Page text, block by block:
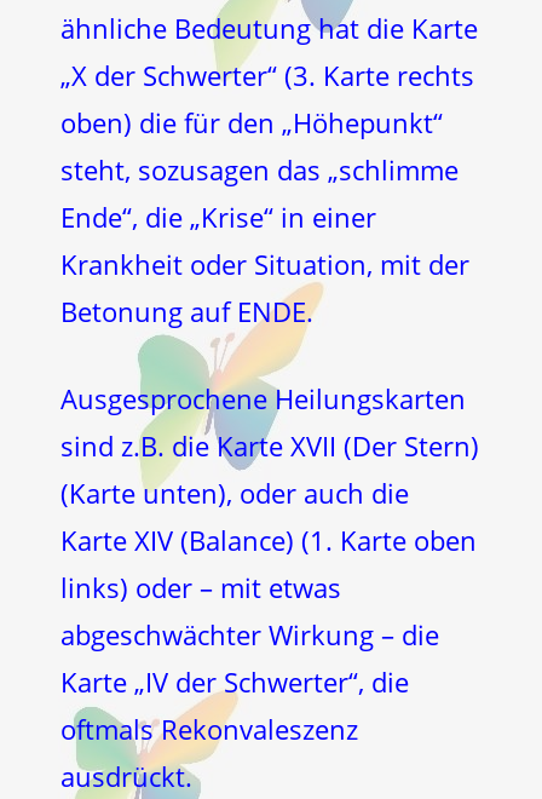
ähnliche Bedeutung hat die Karte
„X der Schwerter“ (3. Karte rechts
oben) die für den „Höhepunkt“
steht, sozusagen das „schlimme
Ende“, die „Krise“ in einer
Krankheit oder Situation, mit der
Betonung auf ENDE.
Ausgesprochene Heilungskarten
sind z.B. die Karte XVII (Der Stern)
(Karte unten), oder auch die
Karte XIV (Balance) (1. Karte oben
links) oder – mit etwas
abgeschwächter Wirkung – die
Karte „IV der Schwerter“, die
oftmals Rekonvaleszenz
ausdrückt.